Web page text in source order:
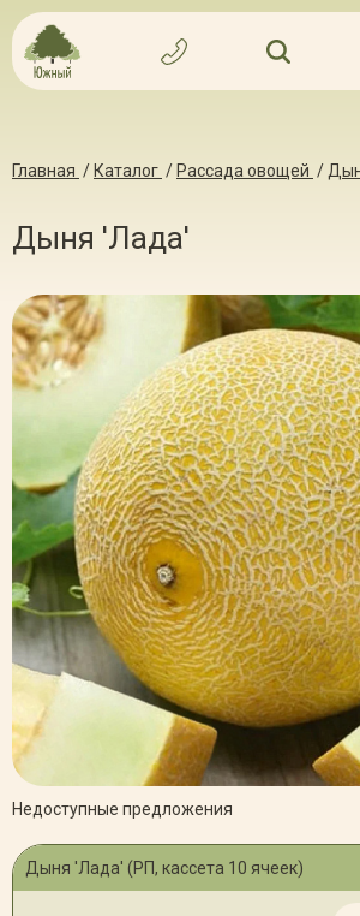
Главная / Каталог / Рассада овощей /
Дыня 'Лада'
Недоступные предложения
Дыня 'Лада' (РП, кассета 10 ячеек)